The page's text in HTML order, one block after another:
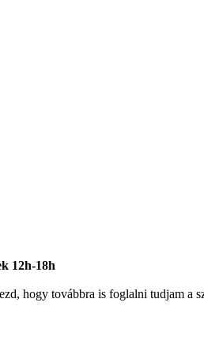
12h-18h
hogy továbbra is foglalni tudjam a